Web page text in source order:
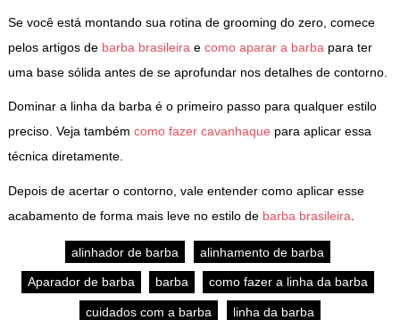
Se você está montando sua rotina de grooming do zero, comece
pelos artigos de barba brasileira e como aparar a barba para ter
uma base sólida antes de se aprofundar nos detalhes de contorno.
Dominar a linha da barba é o primeiro passo para qualquer estilo
preciso. Veja também como fazer cavanhaque para aplicar essa
técnica diretamente.
Depois de acertar o contorno, vale entender como aplicar esse
acabamento de forma mais leve no estilo de barba brasileira
alinhador de barba alinhamento de barba
Aparador de barba barba como fazer a linha da barba
cuidados com a barba linha da barba